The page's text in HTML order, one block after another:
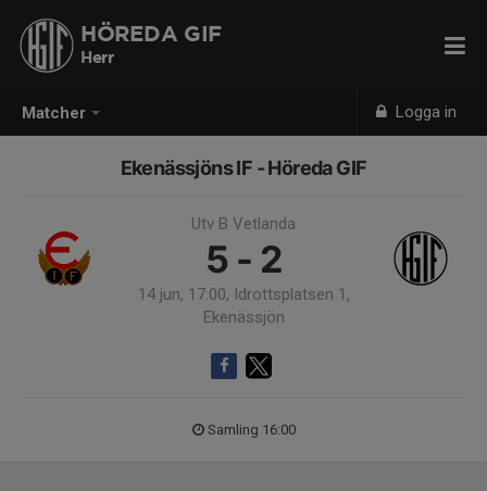
Matcher Logga in
HÖREDA GIF
Herr
Ekenässjöns IF - Höreda GIF
Utv B Vetlanda
5 - 2
14 jun, 17:00, Idrottsplatsen 1,
Ekenässjön
Samling 16:00